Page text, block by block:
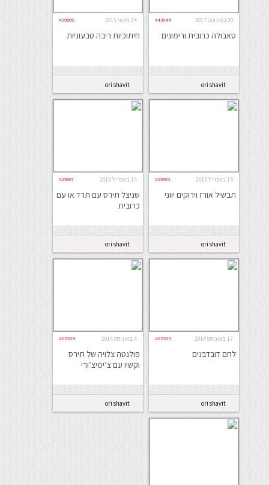
20 באוגוסט 2017 #43644
טאבולה כרובית ורימונים
ori shavit
24 במאי 2015 #29605
חיתוכיות ריבה טבעוניות
ori shavit
15 באפריל 2015 #29603
תבשיל אורז וירוקים יווני
ori shavit
14 באפריל 2015 #29607
שניצל תירס עם תרד או עם
כרובית
ori shavit
17 באוגוסט 2014 #22525
לחם דובדבנים
ori shavit
4 באוגוסט 2014 #22529
פולנטה צלויה של תירס
וקשיו עם צ’ימיצ’ורי
ori shavit